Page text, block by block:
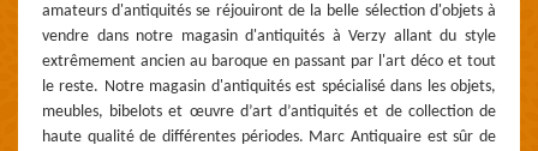
amateurs d'antiquités se réjouiront de la belle sélection d'objets à
vendre dans notre magasin d'antiquités à Verzy allant du style
extrêmement ancien au baroque en passant par l'art déco et tout
le reste. Notre magasin d'antiquités est spécialisé dans les objets,
meubles, bibelots et œuvre d’art d’antiquités et de collection de
haute qualité de différentes périodes. Marc Antiquaire est sûr de